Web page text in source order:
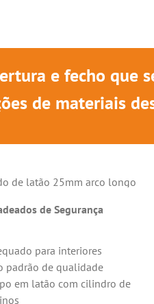
e fecho que
de materiais
de Segurança
para interiores
padrão de qualidade
em latão com cilindro de